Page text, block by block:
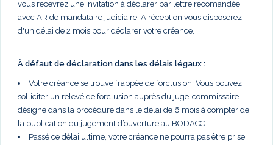
vous recevrez une invitation à déclarer par lettre recomandée
avec AR de mandataire judiciaire. A réception vous disposerez
d'un délai de 2 mois pour déclarer votre créance.
À défaut de déclaration dans les délais légaux :
Votre créance se trouve frappée de forclusion. Vous pouvez
solliciter un relevé de forclusion auprès du juge-commissaire
désigné dans la procédure dans le délai de 6 mois à compter de
la publication du jugement d’ouverture au BODACC.
Passé ce délai ultime, votre créance ne pourra pas être prise